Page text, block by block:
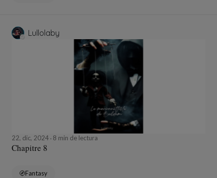
Lullolaby
22, dic, 2024 8 min de lectura
Chapitre 8
Fantasy